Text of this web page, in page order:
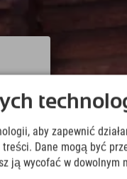
aby zapewnić
Dane mogą być
ją wycofać w dowolnym